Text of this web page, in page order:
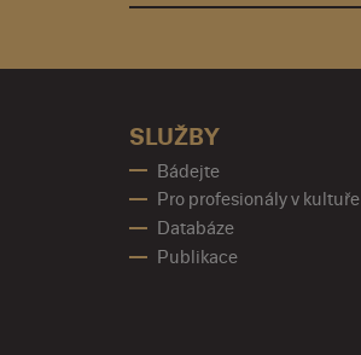
SLUŽBY
Bádejte
Pro profesionály v kultuře
Databáze
Publikace